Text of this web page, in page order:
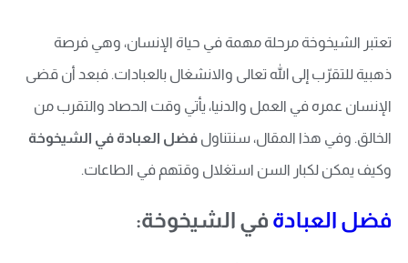
تعتبر الشيخوخة مرحلة مهمة في حياة الإنسان، وهي فرصة
ذهبية للتقرّب إلى الله تعالى والانشغال بالعبادات. فبعد أن قضى
الإنسان عمره في العمل والدنيا، يأتي وقت الحصاد والتقرب من
الخالق. وفي هذا المقال، سنتناول فضل العبادة في الشيخوخة
وكيف يمكن لكبار السن استغلال وقتهم في الطاعات.
فضل العبادة في الشيخوخة: